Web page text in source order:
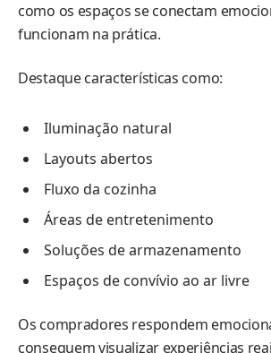
como os espaços se conectam
funcionam na prática.
Destaque características como:
Iluminação natural
Layouts abertos
Fluxo da cozinha
Áreas de entretenimento
Soluções de armazenamento
Espaços de convívio ao ar livre
Os compradores respondem
conseguem visualizar experiências